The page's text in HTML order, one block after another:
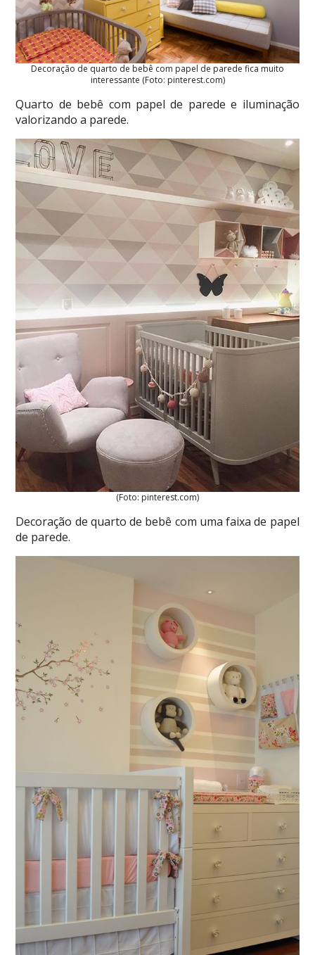
Decoração de quarto de bebê com papel de parede fica muito
interessante (Foto: pinterest.com)
Quarto de bebê com papel de parede e iluminação
valorizando a parede.
(Foto: pinterest.com)
Decoração de quarto de bebê com uma faixa de papel
de parede.